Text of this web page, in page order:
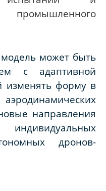
может быть
с адаптивной
изменять форму в
направления
дронов-